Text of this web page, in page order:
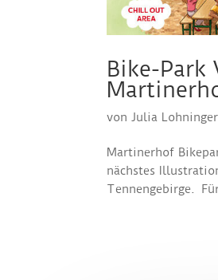
Bike-
vonJulia Lohninger
Martinerhof
nächstes
Tennengebirge.